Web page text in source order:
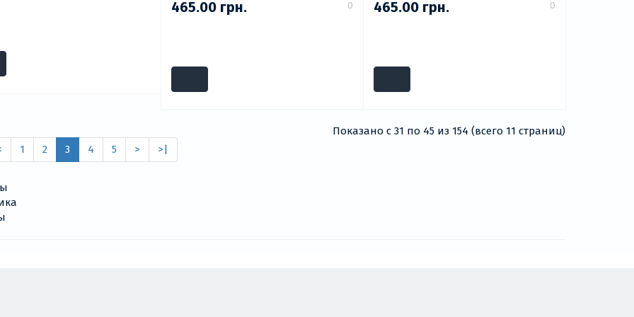
465.00 грн. 0 465.00 грн. 0
1 2 3 4 5 > >|
Показано с 31 по 45 из 154 (всего 11 страниц)